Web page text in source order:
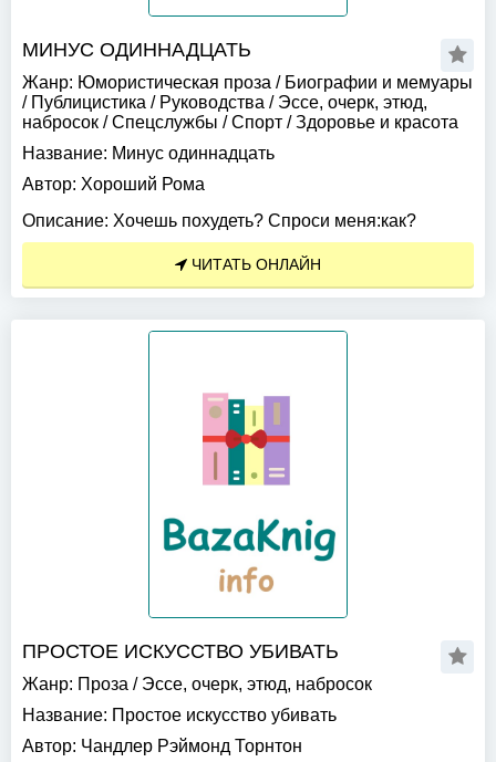
МИНУС ОДИННАДЦАТЬ
Жанр: Юмористическая проза / Биографии и мемуары
/ Публицистика / Руководства / Эссе, очерк, этюд,
набросок /Спецслужбы /Спорт /Здоровье и красота
Название: Минус одиннадцать
Автор: Хороший Рома
Описание: Хочешь похудеть? Спроси меня:как?
ЧИТАТЬ ОНЛАЙН
ПРОСТОЕ ИСКУССТВО УБИВАТЬ
Жанр: Проза / Эссе, очерк, этюд, набросок
Название: Простое искусство убивать
Автор: Чандлер Рэймонд Торнтон